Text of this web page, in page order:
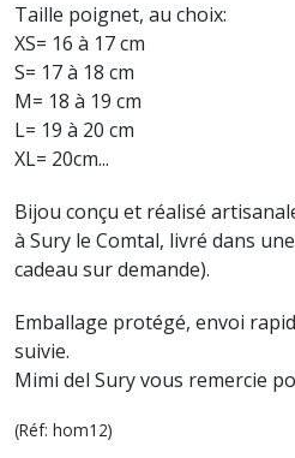
Taille poignet, au choix:
XS= 16 à 17 cm
S= 17 à 18 cm
M= 18 à 19 cm
L= 19 à 20 cm
XL= 20cm...
Bijou conçu et réalisé
à Sury le Comtal, livré dans
cadeau sur demande).
Emballage protégé, envoi
suivie.
Mimi del Sury vous remercie
(Réf: hom12)